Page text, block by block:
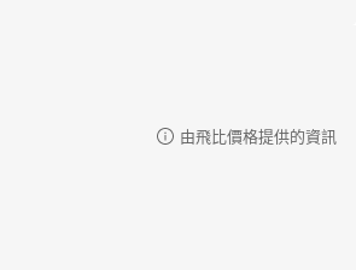
由飛比價格提供的資訊